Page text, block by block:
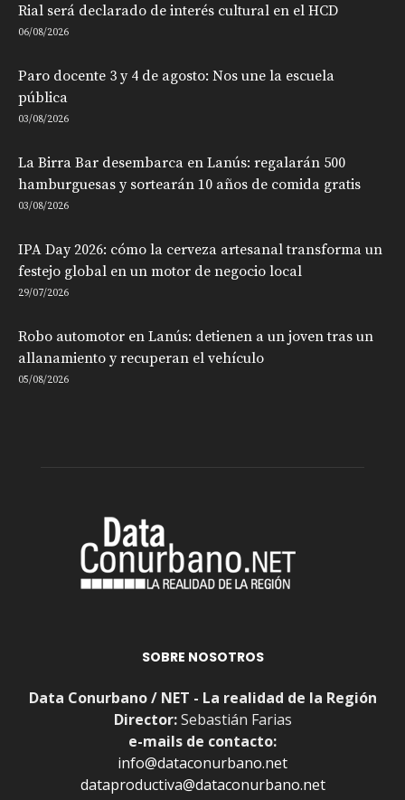
Rial será declarado de interés cultural en el HCD
06/08/2026
Paro docente 3 y 4 de agosto: Nos une la escuela
pública
03/08/2026
La Birra Bar desembarca en Lanús: regalarán 500
hamburguesas y sortearán 10 años de comida gratis
03/08/2026
IPA Day 2026: cómo la cerveza artesanal transforma un
festejo global en un motor de negocio local
29/07/2026
Robo automotor en Lanús: detienen a un joven tras un
allanamiento y recuperan el vehículo
05/08/2026
SOBRE NOSOTROS
Data Conurbano / NET - La realidad de la Región
Director:Sebastián Farias
e-mails de contacto:
info@dataconurbano.net
dataproductiva@dataconurbano.net